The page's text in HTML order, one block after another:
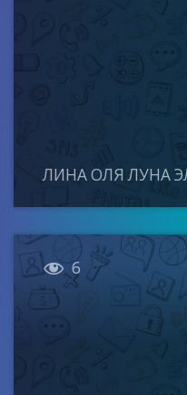
ЛИНА ОЛЯ ЛУНА
 6